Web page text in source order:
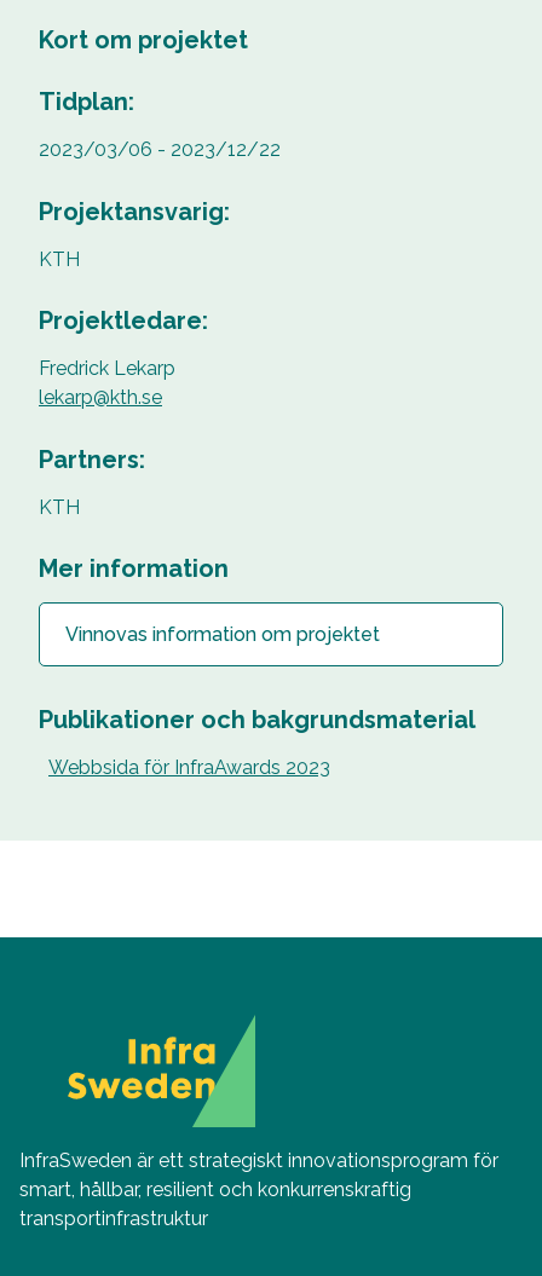
Kort om projektet
Tidplan:
2023/03/06 - 2023/12/22
Projektansvarig:
KTH
Projektledare:
Fredrick Lekarp
lekarp@kth.se
Partners:
KTH
Mer information
Vinnovas information om projektet
Publikationer och bakgrundsmaterial
Webbsida för InfraAwards 2023
InfraSweden är ett strategiskt innovationsprogram för
smart, hållbar, resilient och konkurrenskraftig
transportinfrastruktur